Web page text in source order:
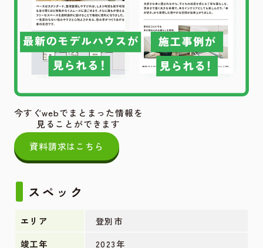
今すぐwebでまとまった情報を
見ることができます
資料請求はこちら
スペック
エリア
登別市
竣工年
2023年